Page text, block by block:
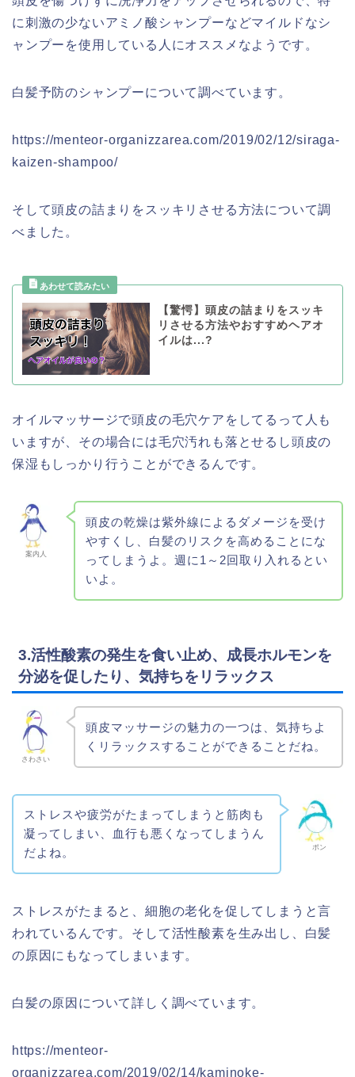
に刺激の少ないアミノ酸シャンプーなどマイルドなシ
ャンプーを使用している人にオススメなようです。
白髪予防のシャンプーについて調べています。
https://menteor-organizzarea.com/2019/02/12/siraga-
kaizen-shampoo/
そして頭皮の詰まりをスッキリさせる方法について調
べました。
【驚愕】頭皮の詰まりをスッキ
リさせる方法やおすすめヘアオ
イルは...?
オイルマッサージで頭皮の毛穴ケアをしてるって人も
いますが、その場合には毛穴汚れも落とせるし頭皮の
保湿もしっかり行うことができるんです。
案内人
頭皮の乾燥は紫外線によるダメージを受け
やすくし、白髪のリスクを高めることにな
ってしまうよ。週に1～2回取り入れるとい
いよ。
3.活性酸素の発生を食い止め、成長ホルモンを
分泌を促したり、気持ちをリラックス
さわさい
頭皮マッサージの魅力の一つは、気持ちよ
くリラックスすることができることだね。
ポン
ストレスや疲労がたまってしまうと筋肉も
凝ってしまい、血行も悪くなってしまうん
だよね。
ストレスがたまると、細胞の老化を促してしまうと言
われているんです。そして活性酸素を生み出し、白髪
の原因にもなってしまいます。
白髪の原因について詳しく調べています。
https://menteor-
organizzarea.com/2019/02/14/kaminoke-